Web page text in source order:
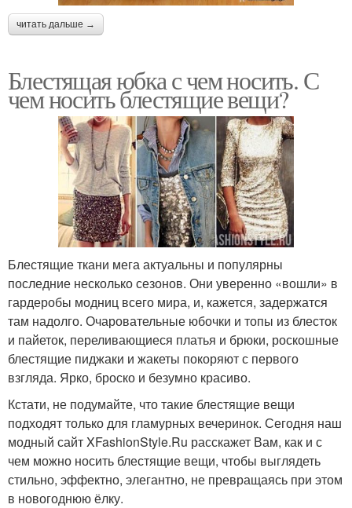
читать дальше →
Блестящая юбка с чем носить. С
чем носить блестящие вещи?
Блестящие ткани мега актуальны и популярны
последние несколько сезонов. Они уверенно «вошли» в
гардеробы модниц всего мира, и, кажется, задержатся
там надолго. Очаровательные юбочки и топы из блесток
и пайеток, переливающиеся платья и брюки, роскошные
блестящие пиджаки и жакеты покоряют с первого
взгляда. Ярко, броско и безумно красиво.
Кстати, не подумайте, что такие блестящие вещи
подходят только для гламурных вечеринок. Сегодня наш
модный сайт XFashionStyle.Ru расскажет Вам, как и с
чем можно носить блестящие вещи, чтобы выглядеть
стильно, эффектно, элегантно, не превращаясь при этом
в новогоднюю ёлку.